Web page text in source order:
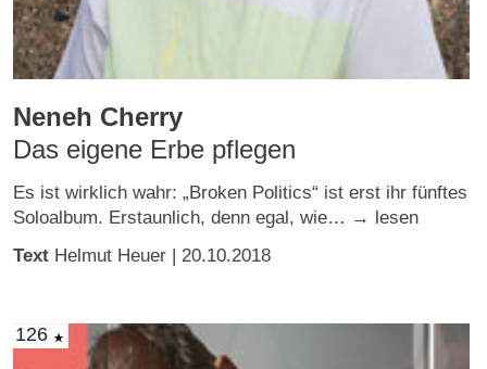
Neneh Cherry
Das eigene Erbe pflegen
Es ist wirklich wahr: „Broken Politics“ ist erst ihr fünftes
Soloalbum. Erstaunlich, denn egal, wie… → lesen
Text Helmut Heuer | 20.10.2018
126